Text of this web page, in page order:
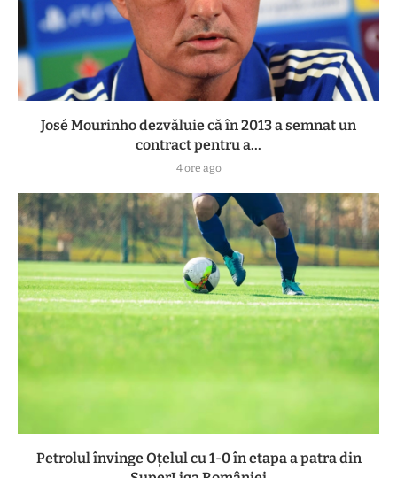
José Mourinho dezvăluie că în 2013 a semnat un
contract pentru a...
4 ore ago
Petrolul învinge Oțelul cu 1-0 în etapa a patra din